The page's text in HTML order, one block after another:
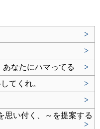
>
>
なたにハマってる
>
てくれ。
>
>
思い付く、～を提案する
>